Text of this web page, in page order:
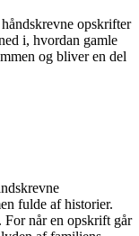
opskrifter
i, hvordan gamle
og bliver en del
fulde af historier.
For når en opskrift går